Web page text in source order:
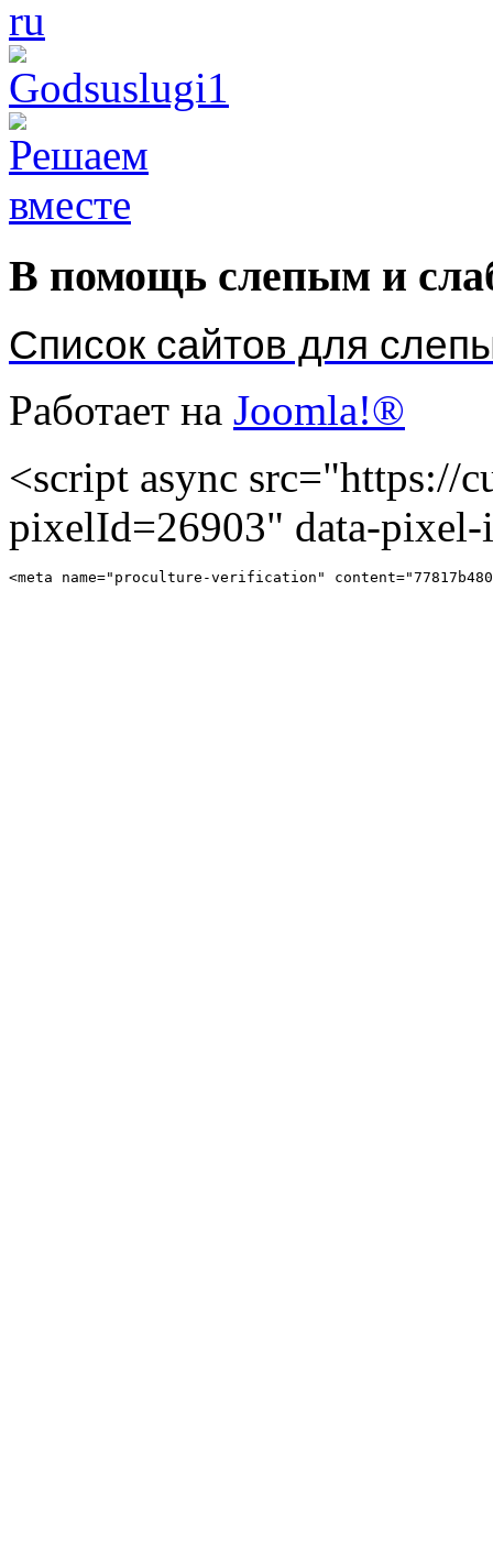
В помощь слепым и
Список сайтов для
Работает на Joomla!®
<script async src="https://
pixelId=26903" data-
<meta name="proculture-verification"